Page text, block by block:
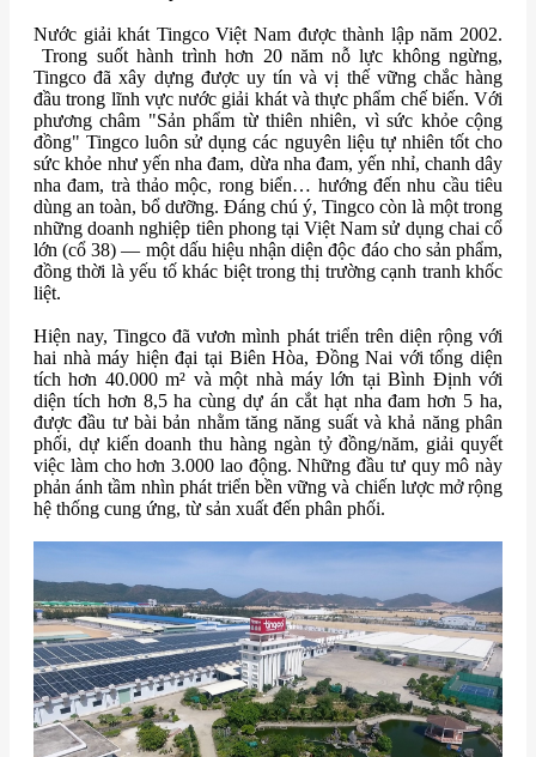
Nước giải khát Tingco Việt Nam được thành lập năm 2002.
Trong suốt hành trình hơn 20 năm nỗ lực không ngừng,
Tingco đã xây dựng được uy tín và vị thế vững chắc hàng
đầu trong lĩnh vực nước giải khát và thực phẩm chế biến. Với
phương châm "Sản phẩm từ thiên nhiên, vì sức khỏe cộng
đồng" Tingco luôn sử dụng các nguyên liệu tự nhiên tốt cho
sức khỏe như yến nha đam, dừa nha đam, yến nhỉ, chanh dây
nha đam, trà thảo mộc, rong biển… hướng đến nhu cầu tiêu
dùng an toàn, bổ dưỡng. Đáng chú ý, Tingco còn là một trong
những doanh nghiệp tiên phong tại Việt Nam sử dụng chai cổ
lớn (cổ 38) — một dấu hiệu nhận diện độc đáo cho sản phẩm,
đồng thời là yếu tố khác biệt trong thị trường cạnh tranh khốc
liệt.
Hiện nay, Tingco đã vươn mình phát triển trên diện rộng với
hai nhà máy hiện đại tại Biên Hòa, Đồng Nai với tổng diện
tích hơn 40.000 m² và một nhà máy lớn tại Bình Định với
diện tích hơn 8,5 ha cùng dự án cắt hạt nha đam hơn 5 ha,
được đầu tư bài bản nhằm tăng năng suất và khả năng phân
phối, dự kiến doanh thu hàng ngàn tỷ đồng/năm, giải quyết
việc làm cho hơn 3.000 lao động. Những đầu tư quy mô này
phản ánh tầm nhìn phát triển bền vững và chiến lược mở rộng
hệ thống cung ứng, từ sản xuất đến phân phối.